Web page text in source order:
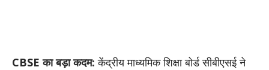
CBSE का बड़ा कदम:केंद्रीय माध्यमिक शिक्षा बोर्ड सीबीएसई ने